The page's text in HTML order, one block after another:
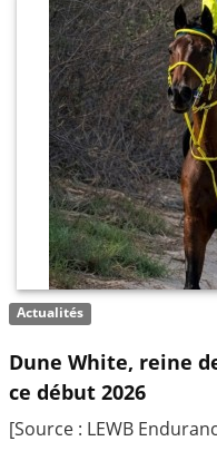
Actualités
Dune White, reine
ce début 2026
[Source : LEWB